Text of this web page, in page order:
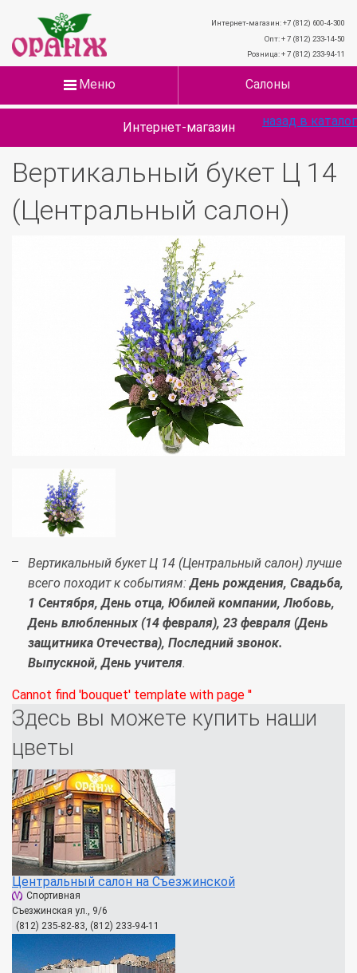
Интернет-магазин: +7 (812) 600-4-300
Опт: + 7 (812) 233-14-50
Розница: + 7 (812) 233-94-11
Меню Салоны
Интернет-магазин
Вертикальный букет Ц 14
(Центральный салон)
назад в каталог
Вертикальный букет Ц 14 (Центральный салон) лучше
всего походит к событиям:День рождения, Свадьба,
1 Сентября, День отца, Юбилей компании, Любовь,
День влюбленных (14 февраля), 23 февраля (День
защитника Отечества), Последний звонок.
Выпускной, День учителя.
Cannot find 'bouquet' template with page ''
Здесь вы можете купить наши
цветы
Центральный салон на Съезжинской
Спортивная
Съезжинская ул., 9/6
(812) 235-82-83, (812) 233-94-11